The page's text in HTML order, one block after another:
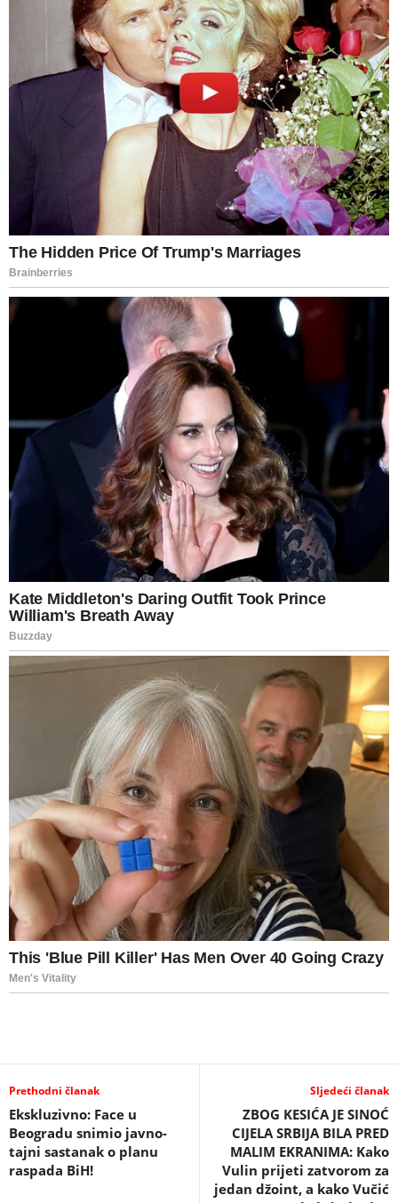
Prethodni članak
Ekskluzivno: Face u
Beogradu snimio javno-
tajni sastanak o planu
raspada BiH!
Sljedeći članak
ZBOG KESIĆA JE SINOĆ
CIJELA SRBIJA BILA PRED
MALIM EKRANIMA: Kako
Vulin prijeti zatvorom za
jedan džoint, a kako Vučić